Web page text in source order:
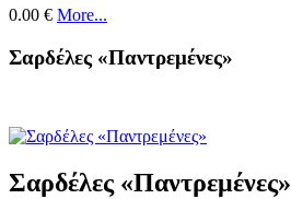
0.00 € More...
Σαρδέλες «Παντρεμένες»
Σαρδέλες «Παντρεμένες»